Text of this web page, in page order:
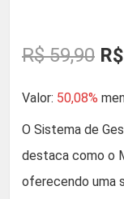
R$59,90 O
p
r
R$
Valor: 50,08%
O Sistema de
destaca como o
oferecendo uma